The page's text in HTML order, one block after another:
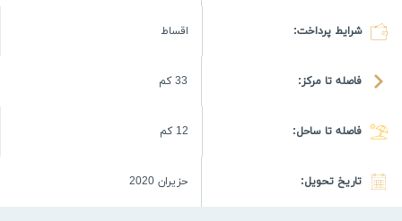
شرایط پرداخت: اقساط
فاصله تا مرکز: 33 كم
فاصله تا ساحل: 12 كم
تاریخ تحویل: حزيران 2020